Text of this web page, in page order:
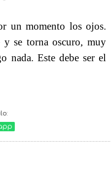
un momento los ojos.
y se torna oscuro, muy
nada. Este debe ser el